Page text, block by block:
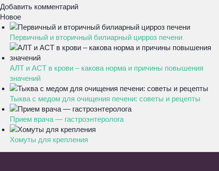
Добавить комментарий
Новое
Первичный и вторичный билиарный цирроз печени
АЛТ и АСТ в крови – какова норма и причины повышения
значений
Тыква с медом для очищения печени: советы и рецепты
Прием врача — гастроэнтеролога
Хомуты для крепления